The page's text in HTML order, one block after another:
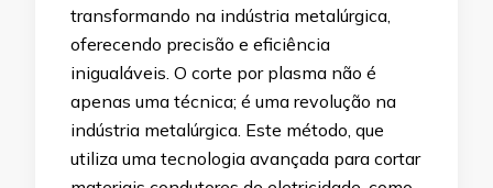
transformando na indústria metalúrgica,
oferecendo precisão e eficiência
inigualáveis. O corte por plasma não é
apenas uma técnica; é uma revolução na
indústria metalúrgica. Este método, que
utiliza uma tecnologia avançada para cortar